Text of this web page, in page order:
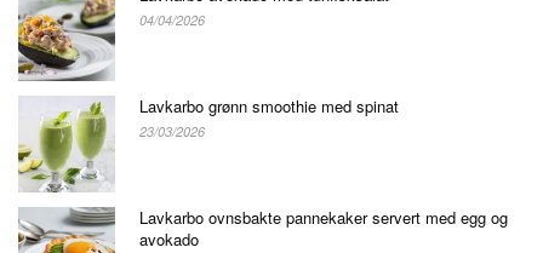
04/04/2026
Lavkarbo grønn smoothie med spinat
23/03/2026
Lavkarbo ovnsbakte pannekaker servert med egg og
avokado